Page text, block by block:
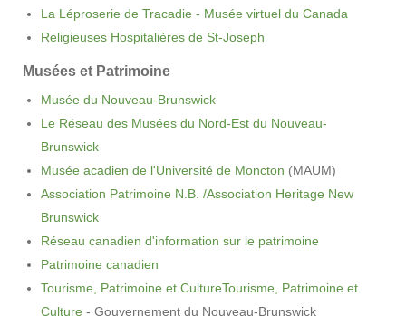
La Léproserie de Tracadie - Musée virtuel du Canada
Religieuses Hospitalières de St-Joseph
Musées et Patrimoine
Musée du Nouveau-Brunswick
Le Réseau des Musées du Nord-Est du Nouveau-
Brunswick
Musée acadien de l'Université de Moncton (MAUM)
Association Patrimoine N.B. /Association Heritage New
Brunswick
Réseau canadien d'information sur le patrimoine
Patrimoine canadien
Tourisme, Patrimoine et CultureTourisme, Patrimoine et
Culture - Gouvernement du Nouveau-Brunswick